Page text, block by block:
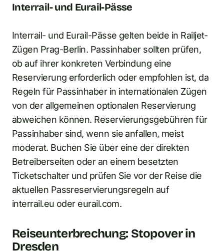
Interrail- und Eurail-Pässe
Interrail- und Eurail-Pässe gelten beide in Railjet-
Zügen Prag-Berlin. Passinhaber sollten prüfen,
ob auf ihrer konkreten Verbindung eine
Reservierung erforderlich oder empfohlen ist, da
Regeln für Passinhaber in internationalen Zügen
von der allgemeinen optionalen Reservierung
abweichen können. Reservierungsgebühren für
Passinhaber sind, wenn sie anfallen, meist
moderat. Buchen Sie über eine der direkten
Betreiberseiten oder an einem besetzten
Ticketschalter und prüfen Sie vor der Reise die
aktuellen Passreservierungsregeln auf
interrail.eu oder eurail.com.
Reiseunterbrechung: Stopover in
Dresden